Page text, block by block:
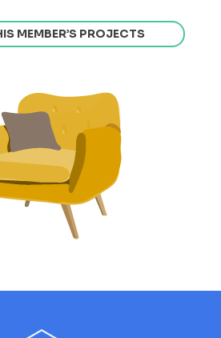
MEMBER’S PROJECTS